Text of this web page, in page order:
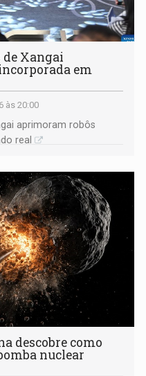
de Xangai
em
às 20:00
aprimoram robôs
real
descobre como
nuclear